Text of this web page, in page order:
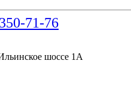
350-71-76
шоссе 1А